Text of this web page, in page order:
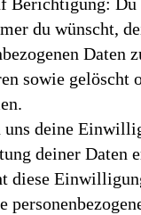
du wünscht,
Daten
sowie gelöscht
uns deine
deiner Daten
diese